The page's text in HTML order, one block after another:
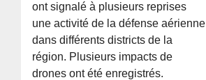
ont signalé à plusieurs reprises
une activité de la défense aérienne
dans différents districts de la
région. Plusieurs impacts de
drones ont été enregistrés.